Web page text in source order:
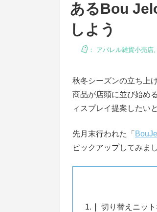
あるBou
しよう
： アパレル雑貨小売店,
秋冬シーズンの立ち上
商品が店頭に並び始め
ィスプレイ提案したい
先月末行われた「
ピックアップしてみま
1.
切り替えニッ